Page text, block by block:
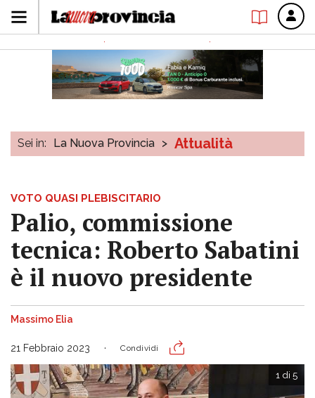
Sei in: La Nuova Provincia > Attualità
VOTO QUASI PLEBISCITARIO
Palio, commissione
tecnica: Roberto Sabatini
è il nuovo presidente
Massimo Elia
21 Febbraio 2023 Condividi
1 di 5